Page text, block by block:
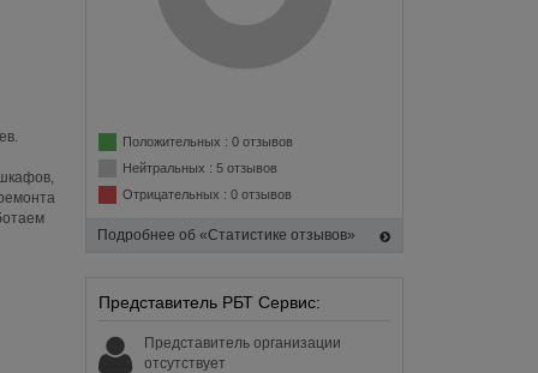
Положительных : 0 отзывов
Нейтральных : 5 отзывов
Отрицательных : 0 отзывов
Подробнее об «Статистике отзывов»
Представитель РБТ Сервис:
Представитель организации
отсутствует